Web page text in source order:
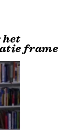
het
frame